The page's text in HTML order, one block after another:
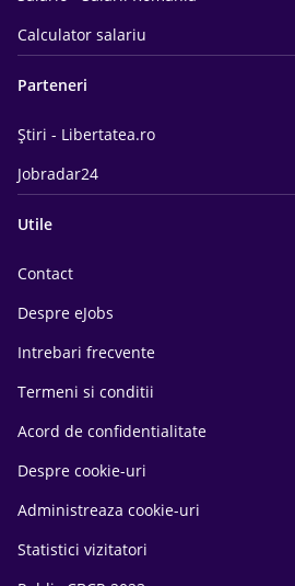
Calculator salariu
Parteneri
Știri - Libertatea.ro
Jobradar24
Utile
Contact
Despre eJobs
Intrebari frecvente
Termeni si conditii
Acord de confidentialitate
Despre cookie-uri
Administreaza cookie-uri
Statistici vizitatori